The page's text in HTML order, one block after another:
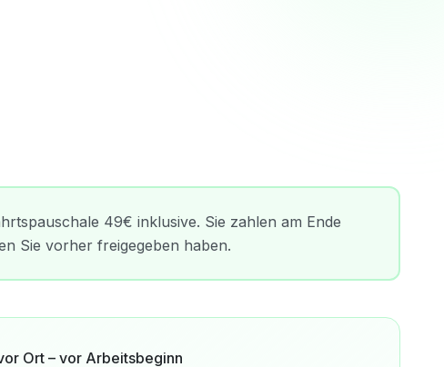
49€ inklusive. Sie zahlen am Ende
Sie vorher freigegeben haben.
Ort – vor Arbeitsbeginn